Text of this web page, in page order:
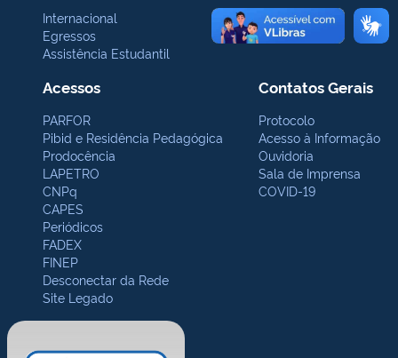
Internacional
Egressos
Assistência Estudantil
Acessos
PARFOR
Pibid e Residência Pedagógica
Prodocência
LAPETRO
CNPq
CAPES
Periódicos
FADEX
FINEP
Desconectar da Rede
Site Legado
Contatos Gerais
Protocolo
Acesso à Informação
Ouvidoria
Sala de Imprensa
COVID-19